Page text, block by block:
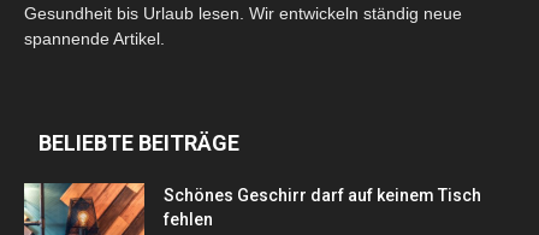
Gesundheit bis Urlaub lesen. Wir entwickeln ständig neue
spannende Artikel.
BELIEBTE BEITRÄGE
Schönes Geschirr darf auf keinem Tisch
fehlen